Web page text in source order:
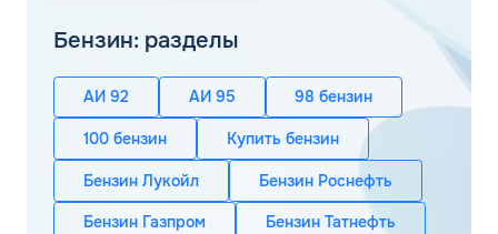
Бензин: разделы
АИ 92 АИ 95 98 бензин
100 бензин Купить бензин
Бензин Лукойл Бензин Роснефть
Бензин Газпром Бензин Татнефть